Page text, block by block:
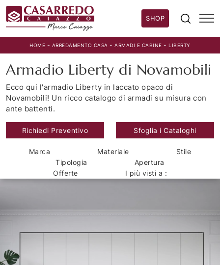
SHOP
HOME - ARREDAMENTO CASA -ARMADI E CABINE -LIBERTY
Armadio Liberty di Novamobili
Ecco qui l'armadio Liberty in laccato opaco di
Novamobili! Un ricco catalogo di armadi su misura con
ante battenti.
Richiedi Preventivo Sfoglia i Cataloghi
Marca Materiale
Stile
Tipologia
Apertura
Offerte
I più visti a :